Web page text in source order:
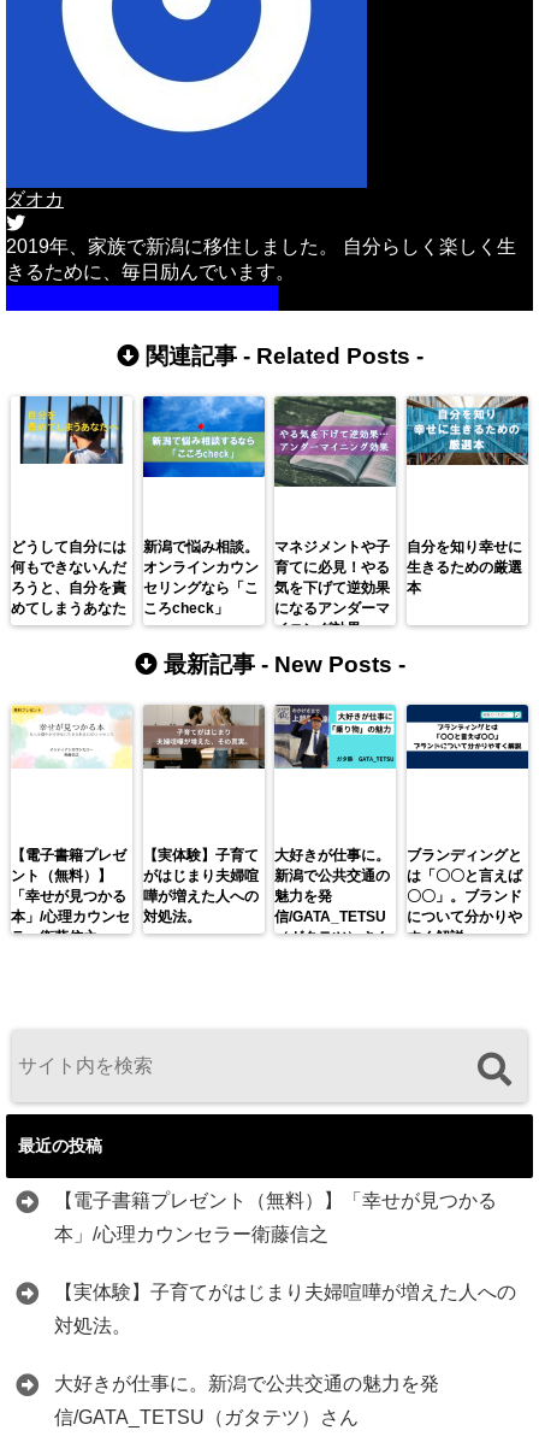
ダオカ
2019年、家族で新潟に移住しました。 自分らしく楽しく生
きるために、毎日励んでいます。
関連記事 - Related Posts -
どうして自分には
何もできないんだ
ろうと、自分を責
めてしまうあなた
へ
新潟で悩み相談。
オンラインカウン
セリングなら「こ
ころcheck」
マネジメントや子
育てに必見！やる
気を下げて逆効果
になるアンダーマ
イニング効果
自分を知り幸せに
生きるための厳選
本
最新記事 - New Posts -
【電子書籍プレゼ
ント（無料）】
「幸せが見つかる
本」/心理カウンセ
ラー衛藤信之
【実体験】子育て
がはじまり夫婦喧
嘩が増えた人への
対処法。
大好きが仕事に。
新潟で公共交通の
魅力を発
信/GATA_TETSU
（ガタテツ）さん
ブランディングと
は「〇〇と言えば
〇〇」。ブランド
について分かりや
すく解説。
最近の投稿
【電子書籍プレゼント（無料）】「幸せが見つかる
本」/心理カウンセラー衛藤信之
【実体験】子育てがはじまり夫婦喧嘩が増えた人への
対処法。
大好きが仕事に。新潟で公共交通の魅力を発
信/GATA_TETSU（ガタテツ）さん